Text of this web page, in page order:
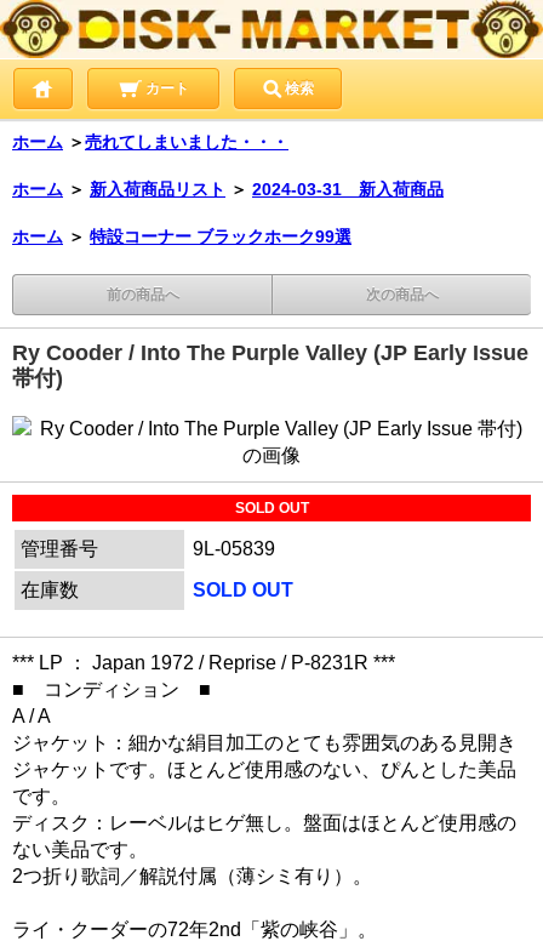
カート 検索
ホーム ＞売れてしまいました・・・
ホーム ＞ 新入荷商品リスト ＞ 2024-03-31 新入荷商品
ホーム ＞ 特設コーナー ブラックホーク99選
前の商品へ 次の商品へ
Ry Cooder / Into The Purple Valley (JP Early Issue
帯付)
SOLD OUT
管理番号
9L-05839
在庫数
SOLD OUT
*** LP ： Japan 1972 / Reprise / P-8231R ***
■ コンディション ■
A / A
ジャケット：細かな絹目加工のとても雰囲気のある見開き
ジャケットです。ほとんど使用感のない、ぴんとした美品
です。
ディスク：レーベルはヒゲ無し。盤面はほとんど使用感の
ない美品です。
2つ折り歌詞／解説付属（薄シミ有り）。
ライ・クーダーの72年2nd「紫の峡谷」。